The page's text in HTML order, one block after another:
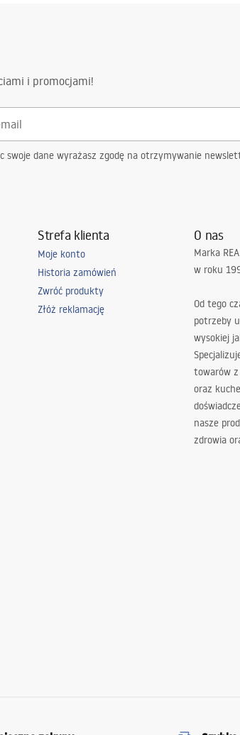
i promocjami!
swoje dane wyrażasz zgodę na otrzymywanie
Strefa klienta
Moje konto
Historia zamówień
Zwróć produkty
Złóż reklamację
O nas
Marka
w roku
Od tego
potrzeby
wysokiej
towarów
oraz
nasze
zdrowia